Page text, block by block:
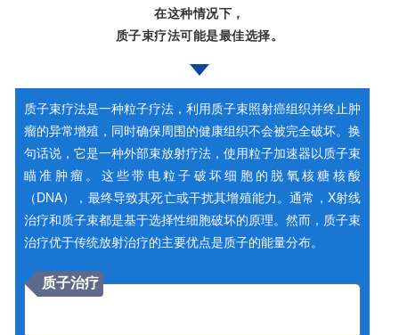
在这种情况下，
质子束疗法可能是最佳选择。
质子束疗法是一种粒子疗法，利用质子束照射癌组织并终止肿
瘤的异常增殖，同时确保周围的健康组织不会被完全破坏。换
句话说，它是一种外部束放射疗法，使用粒子加速器以质子束
瞄准肿瘤。这些带电粒子破坏细胞的脱氧核糖核酸
（DNA），最终导致其死亡或干扰其增殖能力。通常，X射线
治疗和质子束都是基于选择性细胞破坏的原理。然而，质子束
治疗优于传统放射治疗的主要优点是质子的能量分布。
质子治疗